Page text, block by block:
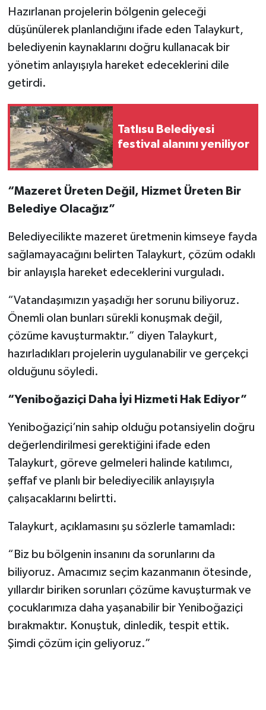
Hazırlanan projelerin bölgenin geleceği
düşünülerek planlandığını ifade eden Talaykurt,
belediyenin kaynaklarını doğru kullanacak bir
yönetim anlayışıyla hareket edeceklerini dile
getirdi.
Tatlısu Belediyesi
festival alanını yeniliyor
“Mazeret Üreten Değil, Hizmet Üreten Bir
Belediye Olacağız”
Belediyecilikte mazeret üretmenin kimseye fayda
sağlamayacağını belirten Talaykurt, çözüm odaklı
bir anlayışla hareket edeceklerini vurguladı.
“Vatandaşımızın yaşadığı her sorunu biliyoruz.
Önemli olan bunları sürekli konuşmak değil,
çözüme kavuşturmaktır.” diyen Talaykurt,
hazırladıkları projelerin uygulanabilir ve gerçekçi
olduğunu söyledi.
“Yeniboğaziçi Daha İyi Hizmeti Hak Ediyor”
Yeniboğaziçi’nin sahip olduğu potansiyelin doğru
değerlendirilmesi gerektiğini ifade eden
Talaykurt, göreve gelmeleri halinde katılımcı,
şeffaf ve planlı bir belediyecilik anlayışıyla
çalışacaklarını belirtti.
Talaykurt, açıklamasını şu sözlerle tamamladı:
“Biz bu bölgenin insanını da sorunlarını da
biliyoruz. Amacımız seçim kazanmanın ötesinde,
yıllardır biriken sorunları çözüme kavuşturmak ve
çocuklarımıza daha yaşanabilir bir Yeniboğaziçi
bırakmaktır. Konuştuk, dinledik, tespit ettik.
Şimdi çözüm için geliyoruz.”